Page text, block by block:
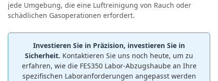
jede Umgebung, die eine Luftreinigung von Rauch oder
schädlichen Gasoperationen erfordert.
Investieren Sie in Präzision, investieren Sie in
Sicherheit. Kontaktieren Sie uns noch heute, um zu
erfahren, wie die FES350 Labor-Abzugshaube an Ihre
spezifischen Laboranforderungen angepasst werden